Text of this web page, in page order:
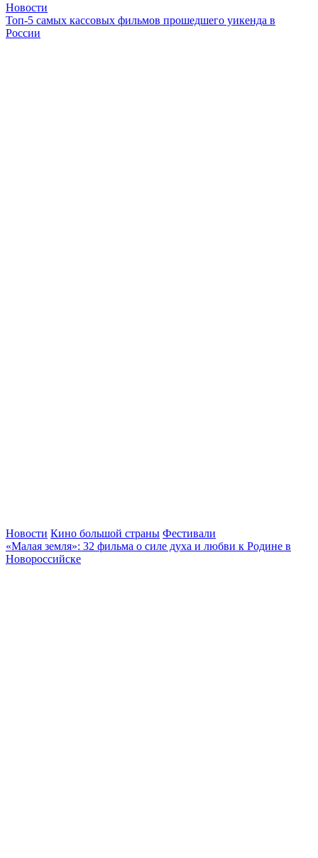
Новости
Топ-5 самых кассовых фильмов прошедшего уикенда в
России
Новости Кино большой страны Фестивали
«Малая земля»: 32 фильма о силе духа и любви к Родине в
Новороссийске